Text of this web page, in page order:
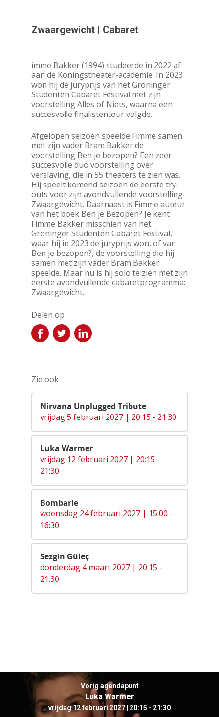
Zwaargewicht | Cabaret
imme Bakker (1994) studeerde in 2022 af
aan de Koningstheater-academie. In 2023
won hij de juryprijs van het Groninger
Studenten Cabaret Festival met zijn
voorstelling Alles of Niets, waarna een
succesvolle finalistentour volgde.
Afgelopen seizoen speelde Fimme samen
met zijn vader Bram Bakker de
voorstelling Ben je bezopen? Een zeer
succesvolle duo voorstelling over
verslaving, die in 55 theaters te zien was.
Hij speelt komend seizoen de eerste try-
outs voor zijn avondvullende voorstelling
Zwaargewicht. Daarnaast is Fimme auteur
van het boek Ben je Bezopen? Je kent
Fimme Bakker misschien van het
Groninger Studenten Cabaret Festival,
waar hij in 2023 de juryprijs won, of van
Ben je bezopen?, de voorstelling die hij
samen met zijn vader Bram Bakker
speelde. Maar nu is hij solo te zien met zijn
eerste avondvullende cabaretprogramma:
Zwaargewicht.
Delen op
Zie ook
Nirvana Unplugged Tribute
vrijdag 5 februari 2027 | 20:15 - 21:30
Luka Warmer
vrijdag 12 februari 2027 | 20:15 -
21:30
Bombarie
woensdag 24 februari 2027 | 15:00 -
16:30
Sezgin Güleç
donderdag 4 maart 2027 | 20:15 -
21:30
Vorig agendapunt
Luka Warmer
vrijdag 12 februari 2027 | 20:15 - 21:30